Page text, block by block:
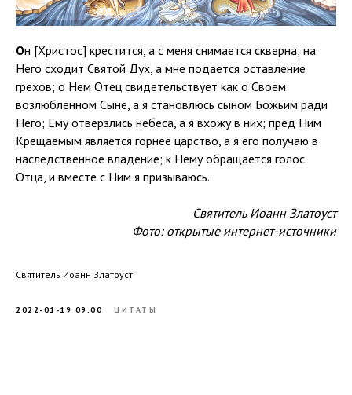
Он [Христос] крестится, а с меня снимается скверна; на
Него сходит Святой Дух, а мне подается оставление
грехов; о Нем Отец свидетельствует как о Своем
возлюбленном Сыне, а я становлюсь сыном Божьим ради
Него; Ему отверзлись небеса, а я вхожу в них; пред Ним
Крещаемым является горнее царство, а я его получаю в
наследственное владение; к Нему обращается голос
Отца, и вместе с Ним я призываюсь.
Святитель Иоанн Златоуст
Фото: открытые интернет-источники
Святитель Иоанн Златоуст
2022-01-19 09:00 ЦИТАТЫ